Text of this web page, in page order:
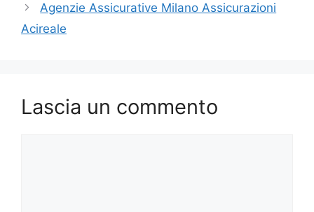
Agenzie Assicurative Milano Assicurazioni
Acireale
Lascia un commento